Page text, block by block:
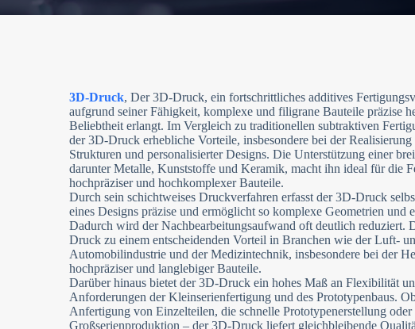
3D-Druck, Der 3D-Druck, ein fortschrittliches additives
aufgrund seiner Fähigkeit, komplexe und filigrane Bauteile präzise
Beliebtheit erlangt. Im Vergleich zu traditionellen subtraktiven
der 3D-Druck erhebliche Vorteile, insbesondere bei der
Strukturen und personalisierter Designs. Die Unterstützung einer
darunter Metalle, Kunststoffe und Keramik, macht ihn ideal für die
hochpräziser und hochkomplexer Bauteile.
Durch sein schichtweises Druckverfahren erfasst der 3D-Druck
eines Designs präzise und ermöglicht so komplexe Geometrien und
Dadurch wird der Nachbearbeitungsaufwand oft deutlich reduziert.
Druck zu einem entscheidenden Vorteil in Branchen wie der Luft-
Automobilindustrie und der Medizintechnik, insbesondere bei der
hochpräziser und langlebiger Bauteile.
Darüber hinaus bietet der 3D-Druck ein hohes Maß an Flexibilität
Anforderungen der Kleinserienfertigung und des Prototypenbaus.
Anfertigung von Einzelteilen, die schnelle Prototypenerstellung oder
Großserienproduktion – der 3D-Druck liefert gleichbleibende